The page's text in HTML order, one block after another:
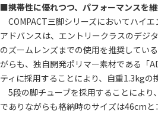
■携帯性に優れつつ、パフォーマンスを
COMPACT三脚シリーズにおいてハイ
アドバンスは、エントリークラスのデジ
のズームレンズまでの使用を推奨してい
がらも、独自開発ポリマー素材である「
ティに採用することにより、自重1.3kgの
5段の脚チューブを採用することによ
でありながらも格納時のサイズは46cm